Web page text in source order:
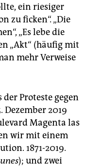
ein riesiger
zu ficken“. „Die
„Es lebe die
„Akt“ (häufig mit
mehr Verweise
Proteste gegen
2019
Magenta las
wir mit einem
1871-2019.
); und zwei